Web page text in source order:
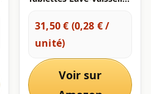
(19x6), Parfum Citron,
Technologie Anti-Terne,
Prévient le Calcaire,
Intégré, Efficace en
Cycle Court
31,50 € (0,28 € /
unité)
Voir sur